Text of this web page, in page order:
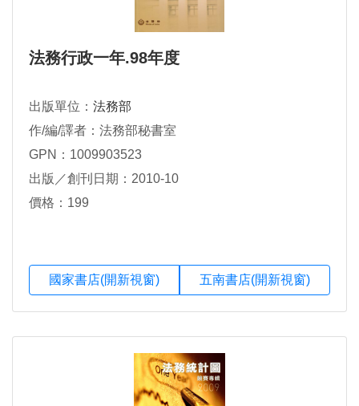
法務行政一年.98年度
出版單位： 法務部
作/編/譯者：法務部秘書室
GPN：1009903523
出版／創刊日期：2010-10
價格：199
國家書店(開新視窗) 五南書店(開新視窗)